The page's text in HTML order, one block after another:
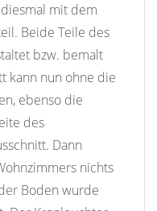
mit dem
Beide Teile des
bzw. bemalt
kann nun ohne die
ebenso die
des
Dann
nichts
Boden wurde